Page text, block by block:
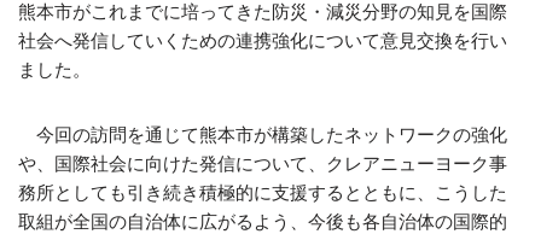
熊本市がこれまでに培ってきた防災・減災分野の知見を国際
社会へ発信していくための連携強化について意見交換を行い
ました。
今回の訪問を通じて熊本市が構築したネットワークの強化
や、国際社会に向けた発信について、クレアニューヨーク事
務所としても引き続き積極的に支援するとともに、こうした
取組が全国の自治体に広がるよう、今後も各自治体の国際的